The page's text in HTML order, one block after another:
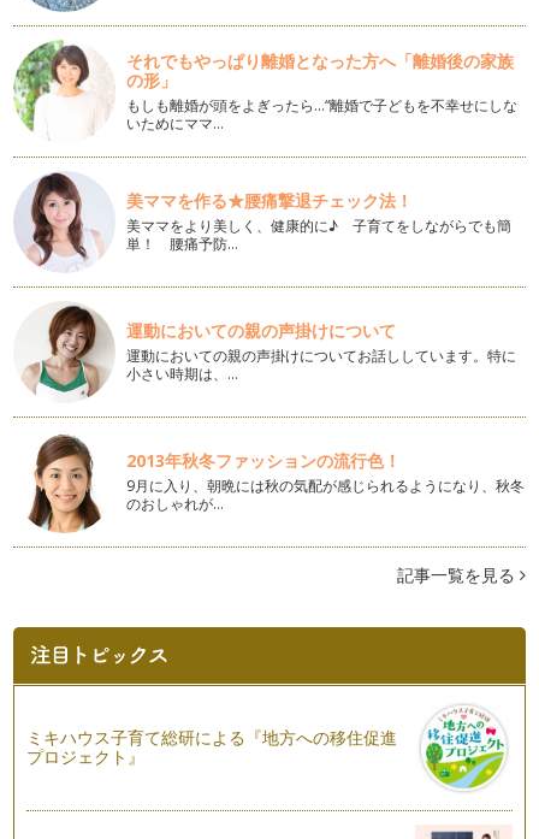
いは実は0歳からはじまっているとい…
字が上手な子どもができている3つのコト
大人になると一目瞭然で分かる字の上手い下手。でもこれ、字
を書き始めてまだ間もない小学生でも…
それでもやっぱり離婚となった方へ「離婚後の家族
の形」
もしも離婚が頭をよぎったら…“離婚で子どもを不幸せにしな
いためにママ…
美ママを作る★腰痛撃退チェック法！
美ママをより美しく、健康的に♪ 子育てをしながらでも簡
単！ 腰痛予防…
運動においての親の声掛けについて
運動においての親の声掛けについてお話ししています。特に
小さい時期は、…
2013年秋冬ファッションの流行色！
9月に入り、朝晩には秋の気配が感じられるようになり、秋冬
のおしゃれが…
記事一覧を見る
ミキハウス子育て総研による『地方への移住促進
プロジェクト』